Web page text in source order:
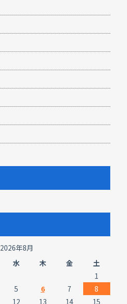
2026年8月
水 木 金
土
1
5 6 7
8
12 13 14 15